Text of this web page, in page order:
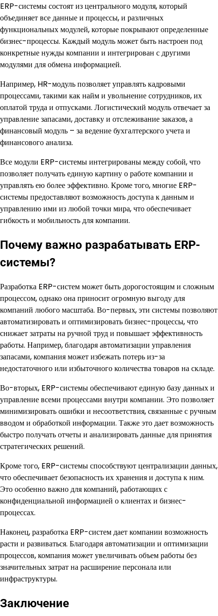
ERP-системы состоят из центрального модуля, который
объединяет все данные и процессы, и различных
функциональных модулей, которые покрывают определенные
бизнес-процессы. Каждый модуль может быть настроен под
конкретные нужды компании и интегрирован с другими
модулями для обмена информацией.
Например, HR-модуль позволяет управлять кадровыми
процессами, такими как найм и увольнение сотрудников, их
оплатой труда и отпусками. Логистический модуль отвечает за
управление запасами, доставку и отслеживание заказов, а
финансовый модуль – за ведение бухгалтерского учета и
финансового анализа.
Все модули ERP-системы интегрированы между собой, что
позволяет получать единую картину о работе компании и
управлять ею более эффективно. Кроме того, многие ERP-
системы предоставляют возможность доступа к данным и
управлению ими из любой точки мира, что обеспечивает
гибкость и мобильность для компании.
Почему важно разрабатывать ERP-
системы?
Разработка ERP-систем может быть дорогостоящим и сложным
процессом, однако она приносит огромную выгоду для
компаний любого масштаба. Во-первых, эти системы позволяют
автоматизировать и оптимизировать бизнес-процессы, что
снижает затраты на ручной труд и повышает эффективность
работы. Например, благодаря автоматизации управления
запасами, компания может избежать потерь из-за
недостаточного или избыточного количества товаров на складе.
Во-вторых, ERP-системы обеспечивают единую базу данных и
управление всеми процессами внутри компании. Это позволяет
минимизировать ошибки и несоответствия, связанные с ручным
вводом и обработкой информации. Также это дает возможность
быстро получать отчеты и анализировать данные для принятия
стратегических решений.
Кроме того, ERP-системы способствуют централизации данных,
что обеспечивает безопасность их хранения и доступа к ним.
Это особенно важно для компаний, работающих с
конфиденциальной информацией о клиентах и бизнес-
процессах.
Наконец, разработка ERP-систем дает компании возможность
расти и развиваться. Благодаря автоматизации и оптимизации
процессов, компания может увеличивать объем работы без
значительных затрат на расширение персонала или
инфраструктуры.
Заключение